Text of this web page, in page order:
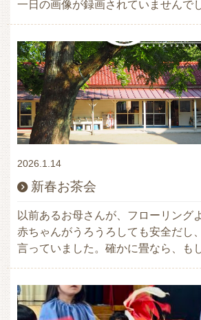
一日の画像が録画されていませんで
2026.1.14
新春お茶会
以前あるお母さんが、フローリング
赤ちゃんがうろうろしても安全だし
言っていました。確かに畳なら、も